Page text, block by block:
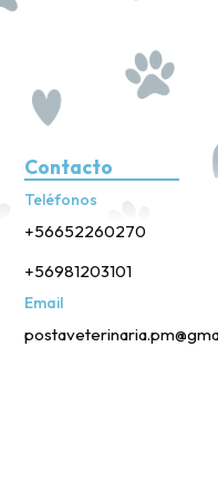
Contacto
Teléfonos
+56652260270
+56981203101
Email